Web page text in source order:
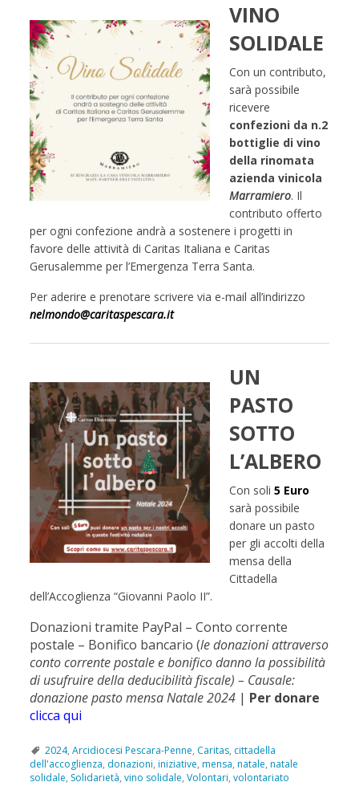
VINO
SOLIDALE
Con un contributo,
sarà possibile
ricevere
confezioni da n.2
bottiglie di vino
della rinomata
azienda vinicola
Marramiero. Il
contributo offerto
per ogni confezione andrà a sostenere i progetti in
favore delle attività di Caritas Italiana e Caritas
Gerusalemme per l’Emergenza Terra Santa.
Per aderire e prenotare scrivere via e-mail all’indirizzo
nelmondo@caritaspescara.it
UN
PASTO
SOTTO
L’ALBERO
Con soli5 Euro
sarà possibile
donare un pasto
per gli accolti della
mensa della
Cittadella
dell’Accoglienza “Giovanni Paolo II”.
Donazioni tramite PayPal – Conto corrente
postale – Bonifico bancario (le donazioni attraverso
conto corrente postale e bonifico danno la possibilità
di usufruire della deducibilità fiscale) – Causale:
donazione pasto mensa Natale 2024 | Per donare
clicca qui
2024,Arcidiocesi Pescara-Penne, Caritas, cittadella
dell'accoglienza, donazioni,iniziative,mensa,natale,natale
solidale, Solidarietà,vino solidale,Volontari,volontariato